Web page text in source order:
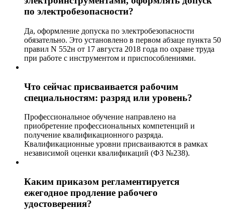
по электробезопасности?
Да, оформление допуска по электробезопасности
обязательно. Это установлено в первом абзаце пункта 50
правил N 552н от 17 августа 2018 года по охране труда
при работе с инструментом и приспособлениями.
Что сейчас присваивается рабочим
специальностям: разряд или уровень?
Профессиональное обучение направлено на
приобретение профессиональных компетенций и
получение квалификационного разряда.
Квалификационные уровни присваиваются в рамках
независимой оценки квалификаций (ФЗ №238).
Каким приказом регламентируется
ежегодное продление рабочего
удостоверения?